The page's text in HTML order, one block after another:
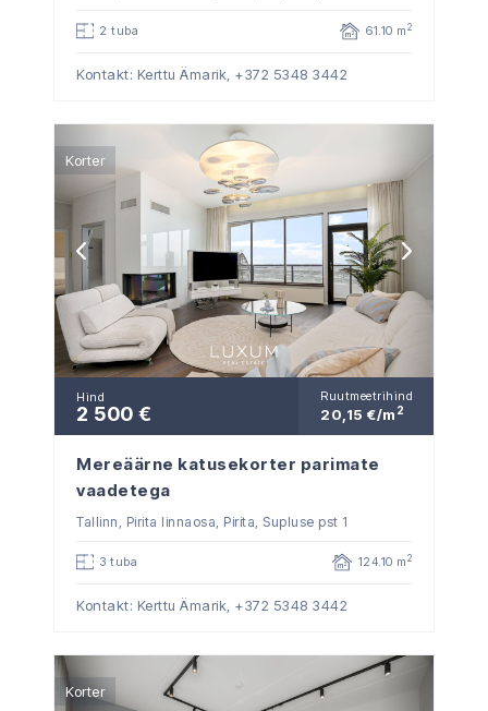
2 tuba 61.10 m 2
Kontakt: Kerttu Ämarik, +372 5348 3442
Korter
Hind
2 500 €
Ruutmeetrihind
20,15 €/m 2
Mereäärne katusekorter parimate
vaadetega
Tallinn, Pirita linnaosa, Pirita, Supluse pst 1
3 tuba 124.10 m 2
Kontakt: Kerttu Ämarik, +372 5348 3442
Korter